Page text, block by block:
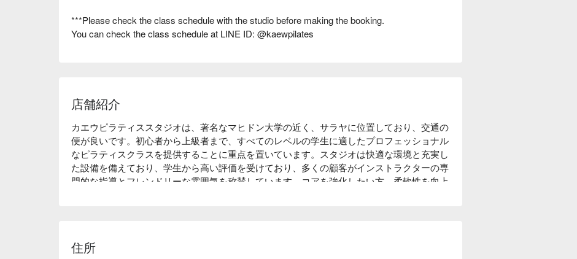
***Please check the class schedule with the studio before making the booking.
You can check the class schedule at LINE ID: @kaewpilates
店舗紹介
カエウピラティススタジオは、著名なマヒドン大学の近く、サラヤに位置しており、交通の
便が良いです。初心者から上級者まで、すべてのレベルの学生に適したプロフェッショナル
なピラティスクラスを提供することに重点を置いています。スタジオは快適な環境と充実し
た設備を備えており、学生から高い評価を受けており、多くの顧客がインストラクターの専
門的な指導とフレンドリーな雰囲気を称賛しています。コアを強化したい方、柔軟性を向上
住所